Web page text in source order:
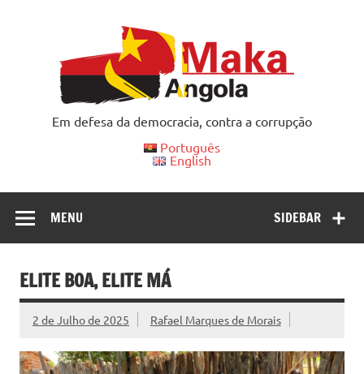
Em defesa da democracia, contra a corrupção
Português
English
SIDEBAR
MENU
ELITE BOA, ELITE MÁ
2 de Julho de 2025 Rafael Marques de Morais